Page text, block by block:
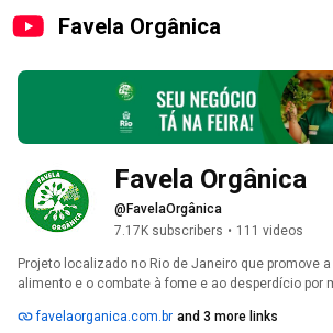
Favela Orgânica
Favela Orgânica
@FavelaOrgânica
7.17K subscribers • 111 videos
Projeto localizado no Rio de Janeiro que promove
alimento e o combate à fome e ao desperdício por
compostagem e hortas caseiras.
favelaorganica.com.br and 3 more links